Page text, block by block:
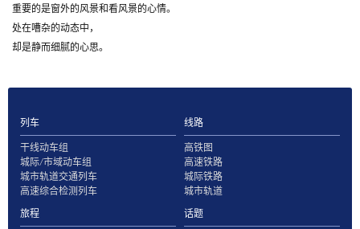
重要的是窗外的风景和看风景的心情。
处在嘈杂的动态中，
却是静而细腻的心思。
列车
干线动车组
城际/市域动车组
城市轨道交通列车
高速综合检测列车
线路
高铁图
高速铁路
城际铁路
城市轨道
旅程
话题